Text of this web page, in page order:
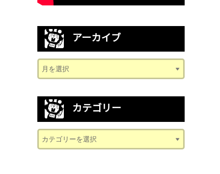
アーカイブ
カテゴリー